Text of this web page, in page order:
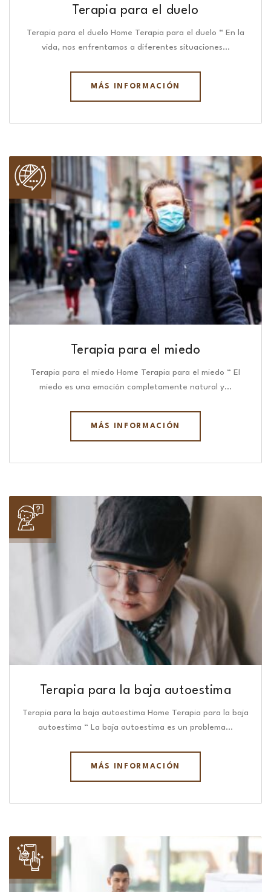
Terapia para el duelo
Terapia para el duelo Home Terapia para el duelo “ En la
vida, nos enfrentamos a diferentes situaciones…
MÁS INFORMACIÓN
Terapia para el miedo
Terapia para el miedo Home Terapia para el miedo “ El
miedo es una emoción completamente natural y…
MÁS INFORMACIÓN
Terapia para la baja autoestima
Terapia para la baja autoestima Home Terapia para la baja
autoestima “ La baja autoestima es un problema…
MÁS INFORMACIÓN